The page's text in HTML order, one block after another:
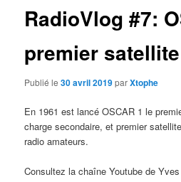
RadioVlog #7:
premier
Publié le30 avril 2019parXtophe
En 1961 est lancé OSCAR 1 le
charge secondaire, et premier
radio amateurs.
Consultez la chaîne Youtube de Yves